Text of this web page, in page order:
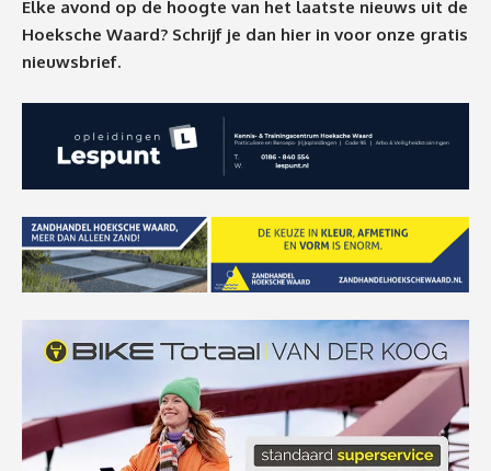
Elke avond op de hoogte van het laatste nieuws uit de
Hoeksche Waard? Schrijf je dan hier in voor onze gratis
nieuwsbrief.